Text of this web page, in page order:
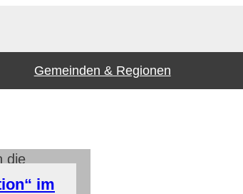
Gemeinden & Regionen
im